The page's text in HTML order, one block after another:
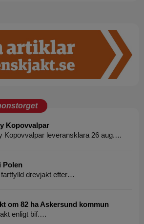
Kopovvalpar
Kopovvalpar leveransklara 26 aug.…
Polen
fartfylld drevjakt efter…
om 82 ha Askersund kommun
enligt bif.…